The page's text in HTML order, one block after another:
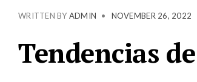
WRITTEN BY ADMIN • NOVEMBER 26, 2022
Tendencias